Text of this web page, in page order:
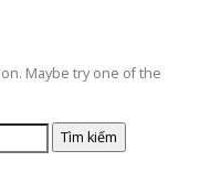
Maybe try one of the